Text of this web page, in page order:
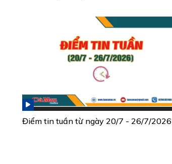
Điểm tin tuần từ ngày 20/7 - 26/7/2026